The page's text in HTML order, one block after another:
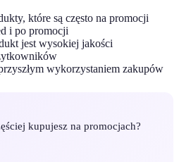
które są często na promocji
i po promocji
jest wysokiej jakości
wykorzystaniem zakupów
kupujesz na promocjach?